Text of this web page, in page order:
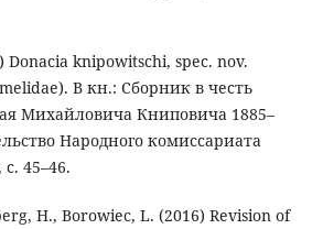
Donacia knipowitschi, spec. nov.
В кн.: Сборник в честь
Михайловича Книповича 1885–
Народного комиссариата
45–46.
H., Borowiec, L. (2016) Revision of